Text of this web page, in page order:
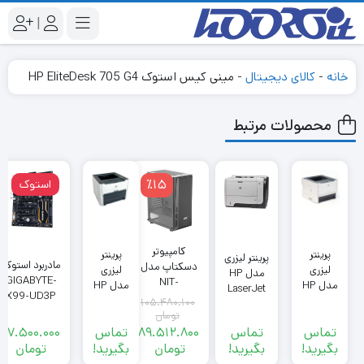
|
خانه - کالای دیجیتال - مینی کیس استوک HP EliteDesk 705 G4
محصولات مرتبط
پرینتر
لیزری
مدل HP
تماس
بگیرید!
پرینتر لیزری
مدل HP
LaserJet
تماس
بگیرید!
٪15
کامپیوتر
دسکتاپ مدل
NIT-
1013|X99-
64GB-RX-
580
105.480.100
تومان
89.512.800
تومان
پرینتر
لیزری
مدل HP
تماس
بگیرید!
استوک
مادربرد استوک
GIGABYTE-
X99-UD3P
17.500.000
تومان